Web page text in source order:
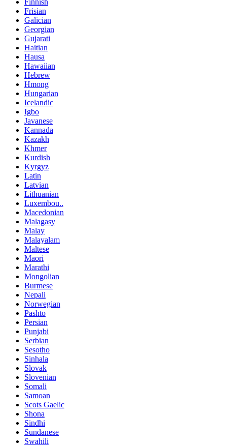
Frisian
Galician
Georgian
Gujarati
Haitian
Hausa
Hawaiian
Hebrew
Hmong
Hungarian
Icelandic
Igbo
Javanese
Kannada
Kazakh
Khmer
Kurdish
Kyrgyz
Latin
Latvian
Lithuanian
Luxembou..
Macedonian
Malagasy
Malay
Malayalam
Maltese
Maori
Marathi
Mongolian
Burmese
Nepali
Norwegian
Pashto
Persian
Punjabi
Serbian
Sesotho
Sinhala
Slovak
Slovenian
Somali
Samoan
Scots Gaelic
Shona
Sindhi
Sundanese
Swahili